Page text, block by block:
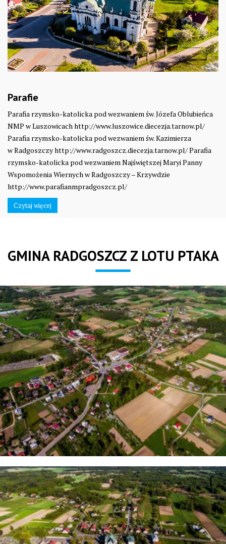
Parafie
Parafia rzymsko-katolicka pod wezwaniem św. Józefa Oblubieńca
NMP w Luszowicach http://www.luszowice.diecezja.tarnow.pl/
Parafia rzymsko-katolicka pod wezwaniem św. Kazimierza
w Radgoszczy http://www.radgoszcz.diecezja.tarnow.pl/ Parafia
rzymsko-katolicka pod wezwaniem Najświętszej Maryi Panny
Wspomożenia Wiernych w Radgoszczy – Krzywdzie
http://www.parafianmpradgoszcz.pl/
Czytaj więcej
GMINA RADGOSZCZ Z LOTU PTAKA